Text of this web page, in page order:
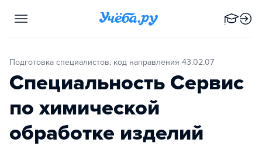
Подготовка специалистов, код направления 43.02.07
Специальность Сервис
по химической
обработке изделий